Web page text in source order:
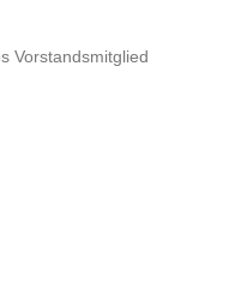
Vorstandsmitglied